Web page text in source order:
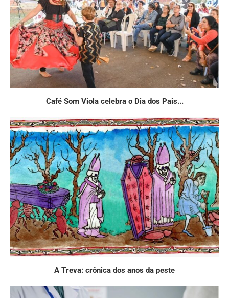
Café Som Viola celebra o Dia dos Pais...
A Treva: crônica dos anos da peste